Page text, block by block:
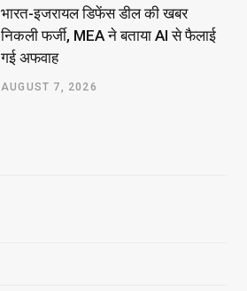
भारत-इजरायल डिफेंस डील की खबर
निकली फर्जी, MEA ने बताया AI से फैलाई
गई अफवाह
AUGUST 7, 2026